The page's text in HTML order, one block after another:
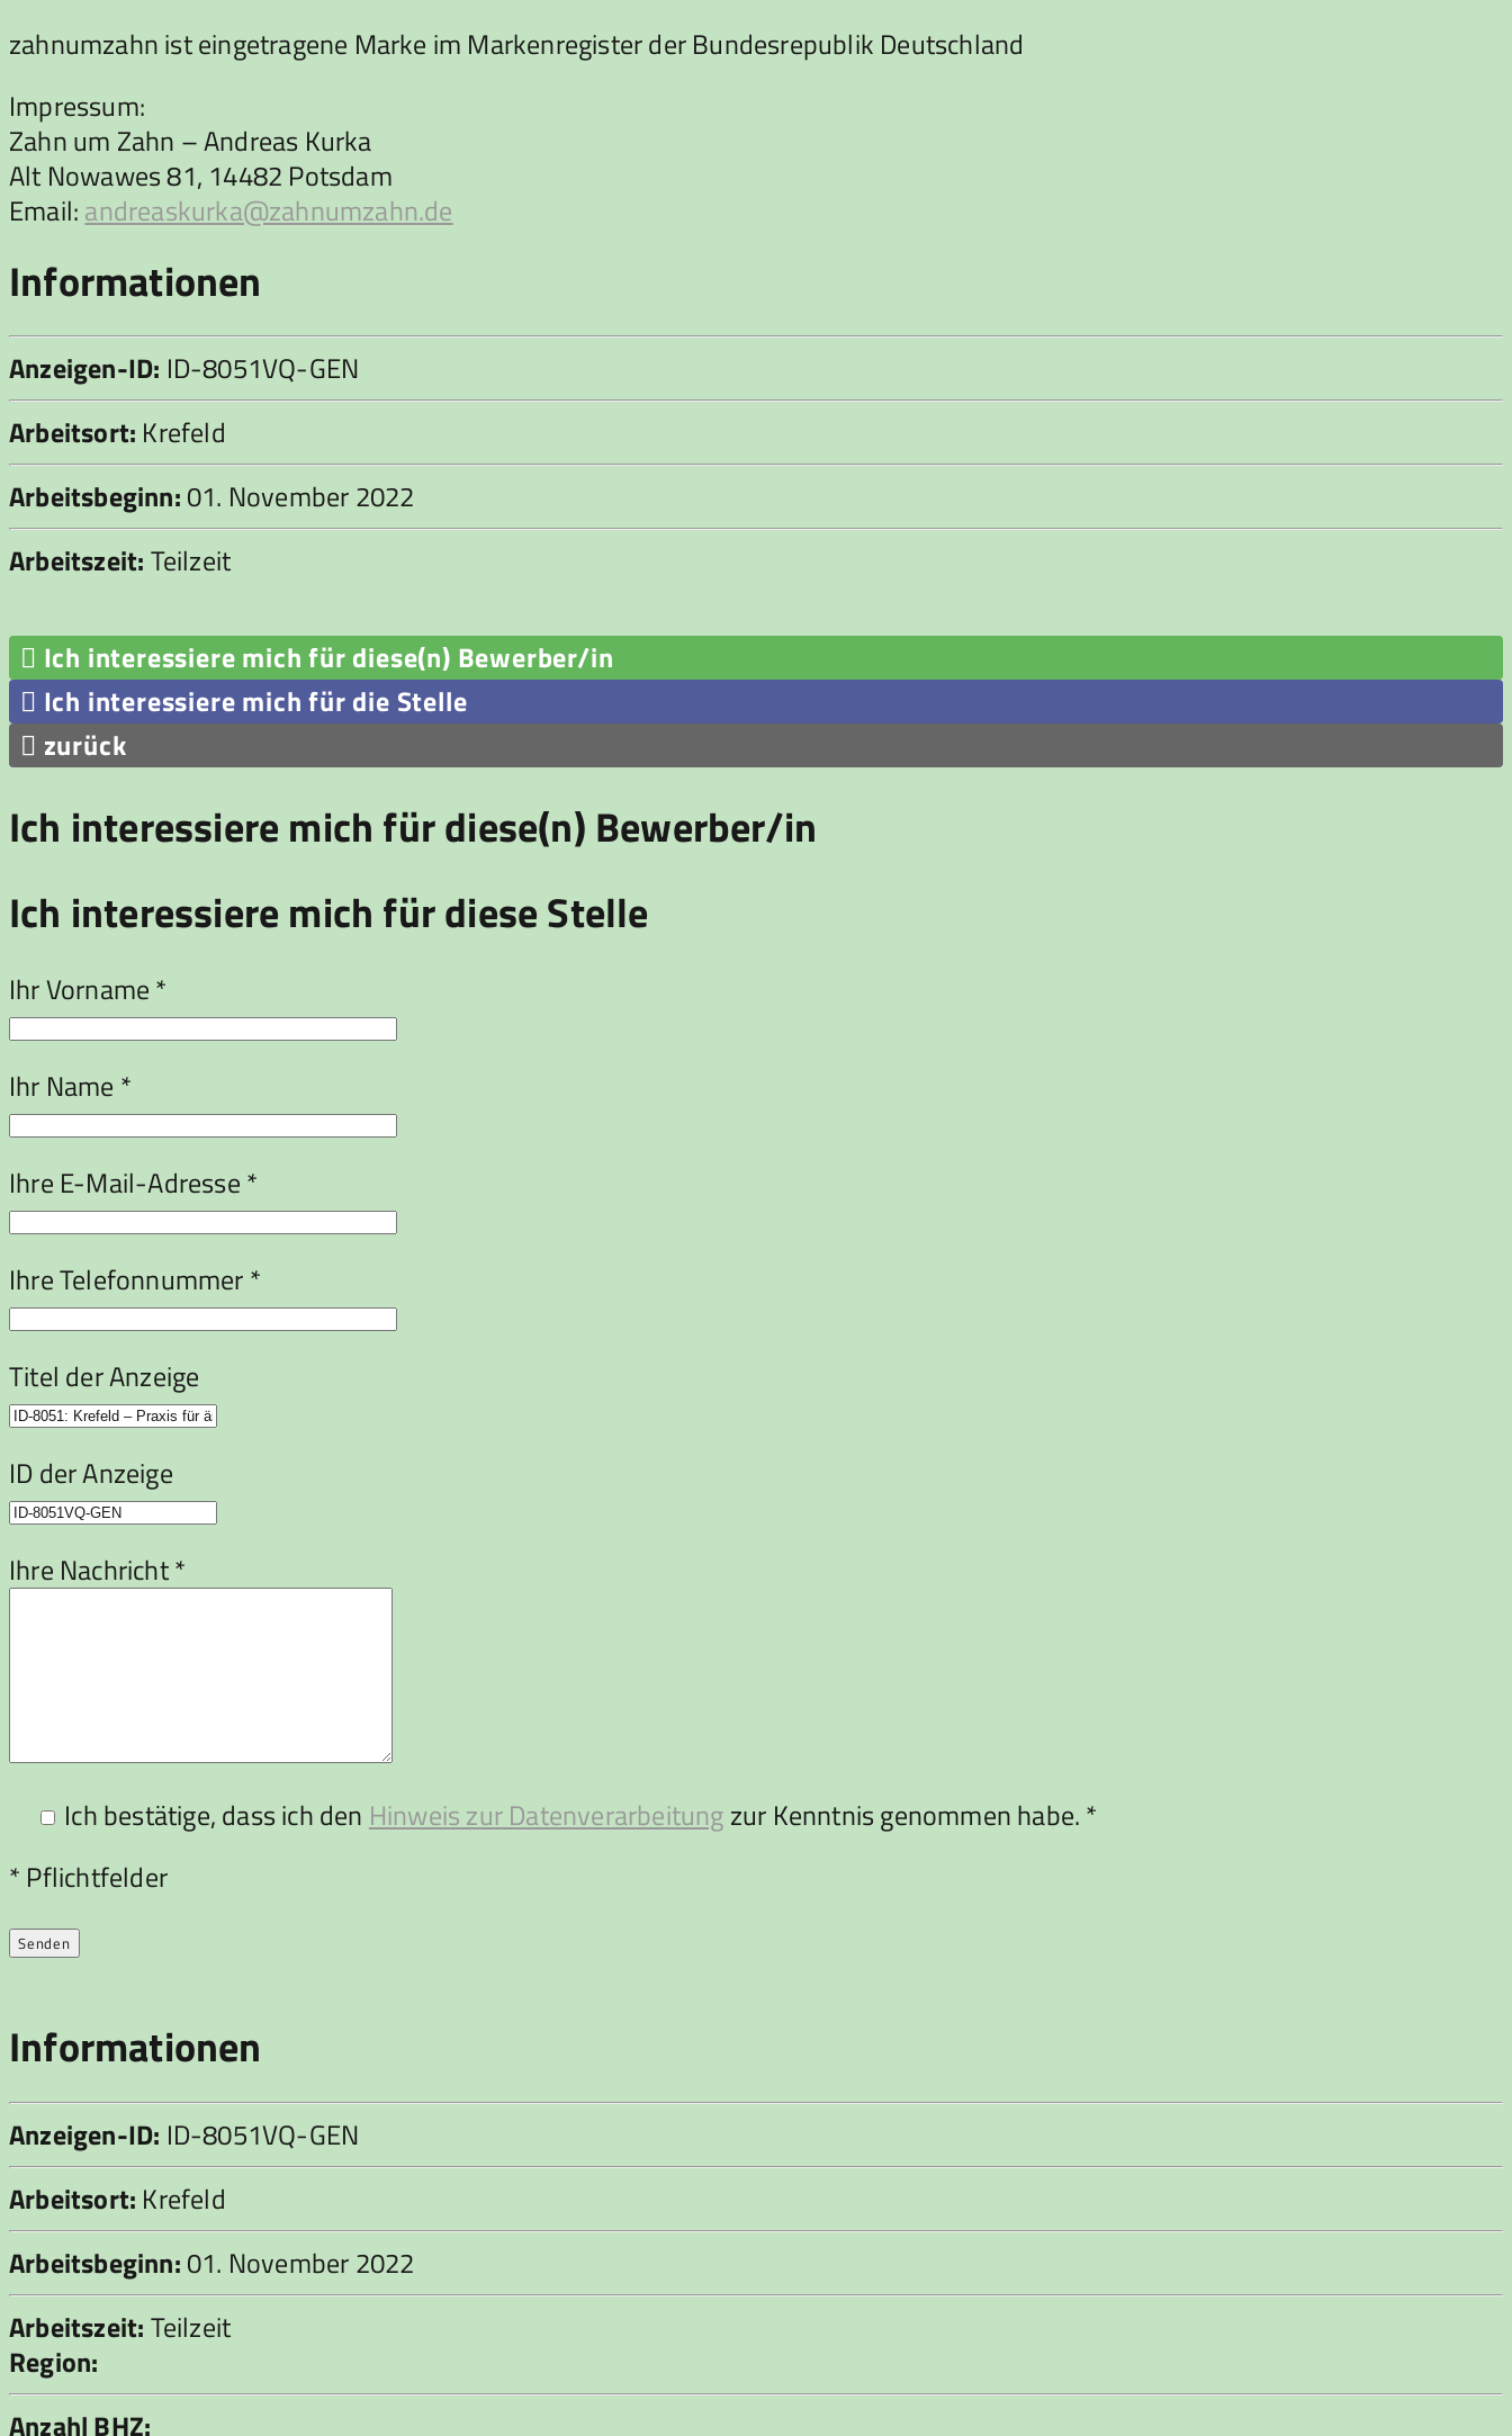
zahnumzahn ist eingetragene Marke im Markenregister der Bundesrepublik Deutschland
Impressum:
Zahn um Zahn – Andreas Kurka
Alt Nowawes 81, 14482 Potsdam
Email:andreaskurka@zahnumzahn.de
Informationen
Anzeigen-ID: ID-8051VQ-GEN
Arbeitsort: Krefeld
Arbeitsbeginn:01. November 2022
Arbeitszeit:Teilzeit
 Ich interessiere mich für diese(n) Bewerber/in
 Ich interessiere mich für die Stelle
 zurück
Ich interessiere mich für diese(n) Bewerber/in
Ich interessiere mich für diese Stelle
Ihr Vorname *
Ihr Name *
Ihre E-Mail-Adresse *
Ihre Telefonnummer *
Titel der Anzeige
ID der Anzeige
Ihre Nachricht *
Ich bestätige, dass ich den Hinweis zur Datenverarbeitungzur Kenntnis genommen habe. *
Bitte lasse dieses Feld leer.
* Pflichtfelder
Informationen
Anzeigen-ID: ID-8051VQ-GEN
Arbeitsort: Krefeld
Arbeitsbeginn:01. November 2022
Arbeitszeit:Teilzeit
Region:
Anzahl BHZ: